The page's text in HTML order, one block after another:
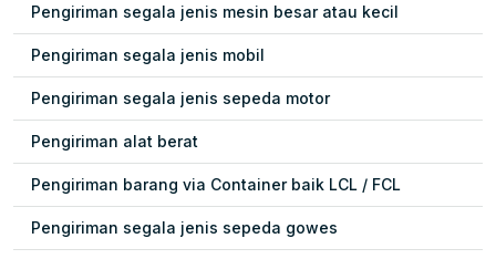
Pengiriman segala jenis mesin besar atau kecil
Pengiriman segala jenis mobil
Pengiriman segala jenis sepeda motor
Pengiriman alat berat
Pengiriman barang via Container baik LCL / FCL
Pengiriman segala jenis sepeda gowes